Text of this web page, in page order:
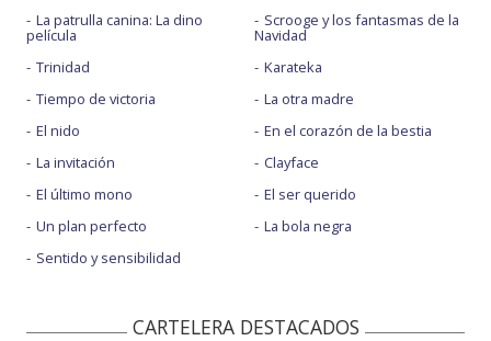
La patrulla canina: La dino
película
Trinidad
Tiempo de victoria
El nido
La invitación
El último mono
Un plan perfecto
Sentido y sensibilidad
Scrooge y los fantasmas de la
Navidad
Karateka
La otra madre
En el corazón de la bestia
Clayface
El ser querido
La bola negra
CARTELERA DESTACADOS